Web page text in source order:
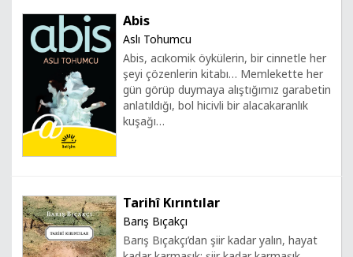
Abis
Aslı Tohumcu
Abis, acıkomik öykülerin, bir cinnetle her
şeyi çözenlerin kitabı… Memlekette her
gün görüp duymaya alıştığımız garabetin
anlatıldığı, bol hicivli bir alacakaranlık
kuşağı…
Tarihî Kırıntılar
Barış Bıçakçı
Barış Bıçakçı’dan şiir kadar yalın, hayat